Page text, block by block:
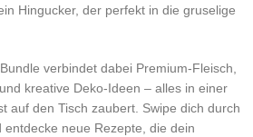
Hingucker, der perfekt in die gruselige
verbindet dabei Premium-Fleisch,
kreative Deko-Ideen – alles in einer
auf den Tisch zaubert. Swipe dich durch
neue Rezepte, die dein